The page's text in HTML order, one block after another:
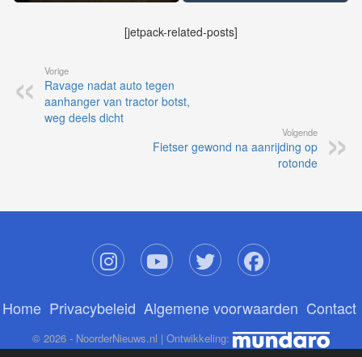
[jetpack-related-posts]
Vorige
Ravage nadat auto tegen
aanhanger van tractor botst,
weg deels dicht
Volgende
Fietser gewond na aanrijding op
rotonde
Home Privacybeleid Algemene voorwaarden Contact
© 2026 - NoorderNieuws.nl | Ontwikkeling: